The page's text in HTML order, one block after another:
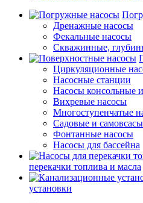
Дренажные насосы
Фекальные насосы
Скважинные,
Циркуляционные
Насосные станции
Насосы консольные
Вихревые насосы
Многоступенчатые
Садовые и
Фонтанные насосы
Насосы для бассейна
перекачки топлива и масла
установки